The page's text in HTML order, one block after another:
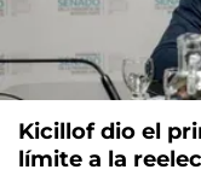
Kicillof dio el
límite a la